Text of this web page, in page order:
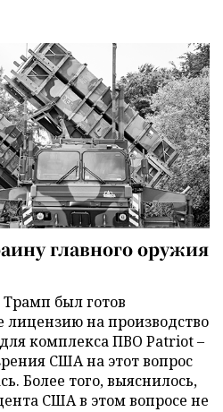
главного оружия
был готов
лицензию на производство
комплекса ПВО Patriot –
США на этот вопрос
Более того, выяснилось,
США в этом вопросе не